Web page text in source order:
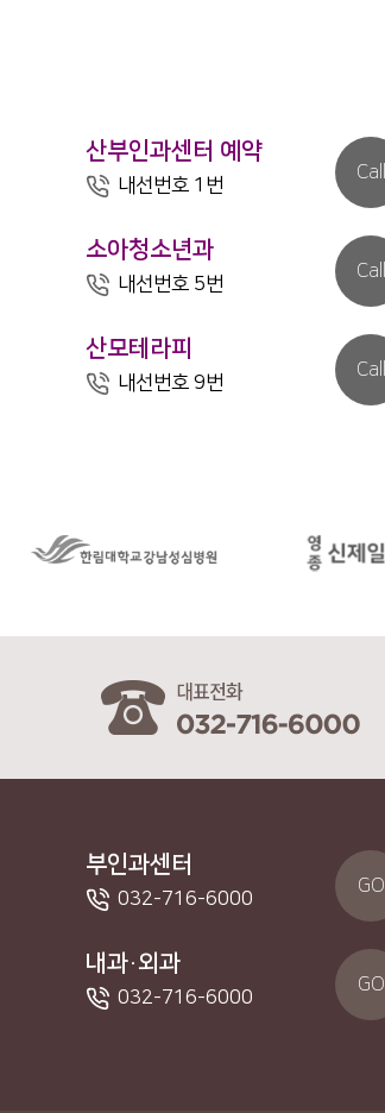
산부인과센터 예약
내선번호 1번
Call
소아청소년과
내선번호 5번
Call
산모테라피
내선번호 9번
Call
부인과센터
032-716-6000
GO
내과·외과
032-716-6000
GO